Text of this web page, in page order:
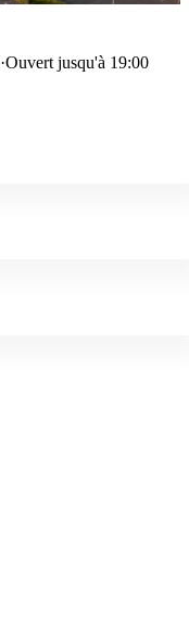
·Ouvert jusqu'à 19:00